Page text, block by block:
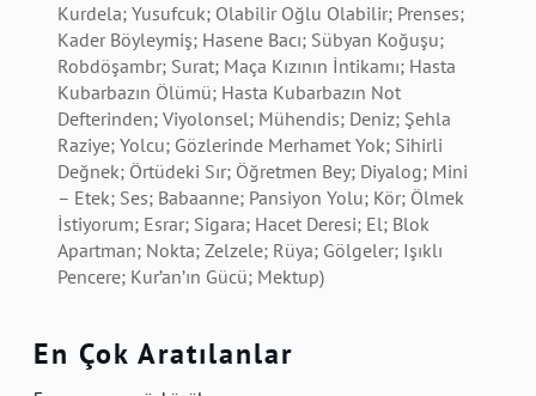
Kurdela; Yusufcuk; Olabilir Oğlu Olabilir; Prenses;
Kader Böyleymiş; Hasene Bacı; Sübyan Koğuşu;
Robdöşambr; Surat; Maça Kızının İntikamı; Hasta
Kubarbazın Ölümü; Hasta Kubarbazın Not
Defterinden; Viyolonsel; Mühendis; Deniz; Şehla
Raziye; Yolcu; Gözlerinde Merhamet Yok; Sihirli
Değnek; Örtüdeki Sır; Öğretmen Bey; Diyalog; Mini
– Etek; Ses; Babaanne; Pansiyon Yolu; Kör; Ölmek
İstiyorum; Esrar; Sigara; Hacet Deresi; El; Blok
Apartman; Nokta; Zelzele; Rüya; Gölgeler; Işıklı
Pencere; Kur’an’ın Gücü; Mektup)
En Çok Aratılanlar